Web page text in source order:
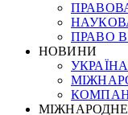
ПРАВО
НОВИНИ
УКРАЇНА